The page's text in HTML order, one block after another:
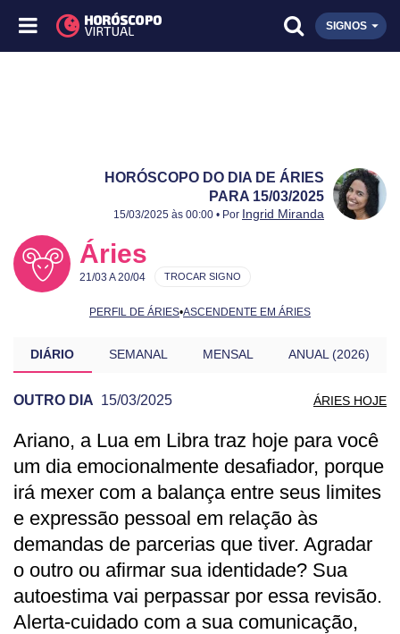
SIGNOS
HORÓSCOPO DO DIA DE ÁRIES
PARA 15/03/2025
Publicado:
15/03/2025
Atualizado:
15/03/2025
15/03/2025 às 00:00 • Por Ingrid Miranda
Áries
21/03 A 20/04
PERFIL DE ÁRIES•ASCENDENTE EM ÁRIES
TROCAR SIGNO
DIÁRIO SEMANAL MENSAL ANUAL (2026)
OUTRO DIA 15/03/2025 ÁRIES HOJE
PREVISÃO DE ÁRIES PARA OUTRO DIA
Ariano, a Lua em Libra traz hoje para você
um dia emocionalmente desafiador, porque
irá mexer com a balança entre seus limites
e expressão pessoal em relação às
demandas de parcerias que tiver. Agradar
o outro ou afirmar sua identidade? Sua
autoestima vai perpassar por essa revisão.
Alerta-cuidado com a sua comunicação,